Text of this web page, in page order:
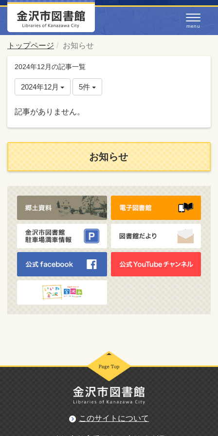
トップページ お知らせ
2024年12月の記事一覧
2024年12月 5件
記事がありません。
お知らせ
このサイトについて